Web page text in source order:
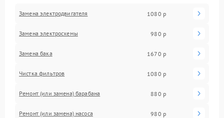
Замена электродвигателя 1080 р
Замена электросхемы 980 р
Замена бака 1670 р
Чистка фильтров 1080 р
Ремонт (или замена) барабана 880 р
Ремонт (или замена) насоса 980 р